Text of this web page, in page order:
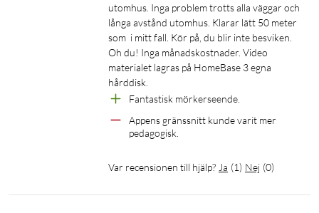
utomhus. Inga problem trotts alla väggar och
långa avstånd utomhus. Klarar lätt 50 meter
som  i mitt fall. Kör på, du blir inte besviken.
Oh du! Inga månadskostnader. Video
materialet lagras på HomeBase 3 egna
hårddisk.
Fantastisk mörkerseende.
Appens gränssnitt kunde varit mer
pedagogisk.
Var recensionen till hjälp? Ja (1) Nej (0)